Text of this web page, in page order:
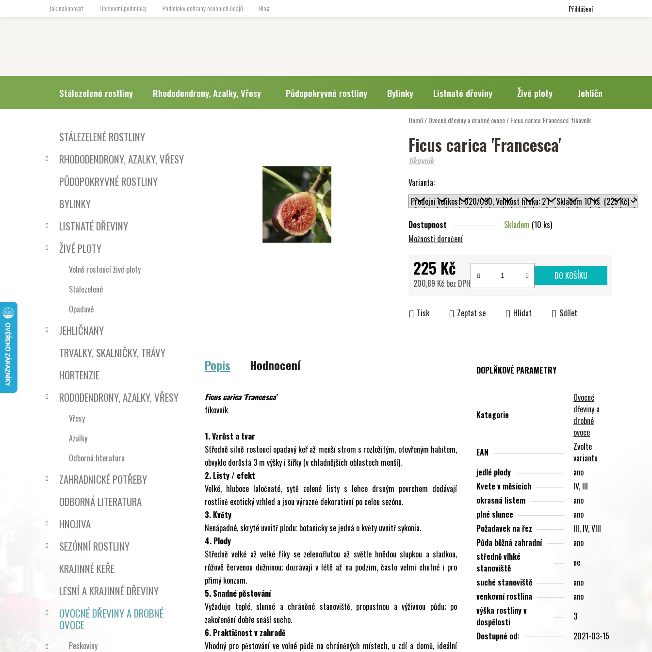
Jak nakupovat Obchodní podmínky Podmínky ochrany osobních údajů Blog Přihlášení
Stálezelené rostliny Rhododendrony, Azalky, Vřesy Půdopokryvné rostliny Bylinky Listnaté dřeviny Živé ploty Jehličnany
Domů/Ovocné dřeviny a drobné ovoce/Ficus carica 'Francesca'fíkovník
Přeskočit
kategorie
e
STÁLEZELENÉ ROSTLINY
RHODODENDRONY, AZALKY, VŘESY
PŮDOPOKRYVNÉ ROSTLINY
BYLINKY
LISTNATÉ DŘEVINY
ŽIVÉ PLOTY
Volně rostoucí živé ploty
Stálezelené
Opadavé
JEHLIČNANY
TRVALKY, SKALNIČKY, TRÁVY
HORTENZIE
RODODENDRONY, AZALKY, VŘESY
Vřesy
Azalky
Odborná literatura
ZAHRADNICKÉ POTŘEBY
ODBORNÁ LITERATURA
HNOJIVA
SEZÓNNÍ ROSTLINY
KRAJINNÉ KEŘE
LESNÍ A KRAJINNÉ DŘEVINY
OVOCNÉ DŘEVINY A DROBNÉ
OVOCE
Peckoviny
Ficus carica 'Francesca'
fíkovník
Varianta:
Dostupnost Skladem (10 ks)
Možnosti doručení
225 Kč
200,89 Kč bez DPH
DO KOŠÍKU
Tisk Zeptat se Hlídat Sdílet
Popis Hodnocení
Ficus carica ‘Francesca’
fíkovník
1. Vzrůst a tvar
Středně silně rostoucí opadavý keř až menší strom s rozložitým, otevřeným habitem,
obvykle dorůstá 3 m výšky i šířky (v chladnějších oblastech menší).
2. Listy / efekt
Velké, hluboce laločnaté, sytě zelené listy s lehce drsným povrchem dodávají
rostlině exotický vzhled a jsou výrazně dekorativní po celou sezónu.
3. Květy
Nenápadné, skryté uvnitř plodu; botanicky se jedná o květy uvnitř sykonia.
4. Plody
Středně velké až velké fíky se zelenožlutou až světle hnědou slupkou a sladkou,
růžově červenou dužninou; dozrávají v létě až na podzim, často velmi chutné i pro
přímý konzum.
5. Snadné pěstování
Vyžaduje teplé, slunné a chráněné stanoviště, propustnou a výživnou půdu; po
zakořenění dobře snáší sucho.
6. Praktičnost v zahradě
Vhodný pro pěstování ve volné půdě na chráněných místech, u zdí a domů, ideální
DOPLŇKOVÉ PARAMETRY
Kategorie
Ovocné
dřeviny a
drobné
ovoce
EAN
Zvolte
variantu
jedlé plody
ano
Kvete v měsících
IV, III
okrasná listem
ano
plné slunce
ano
Požadavek na řez
III, IV, VIII
Půda běžná zahradní
ano
středně vlhké
stanoviště
ne
suché stanoviště
ano
venkovní rostlina
ano
výška rostliny v
dospělosti
3
Dostupné od:
2021-03-15